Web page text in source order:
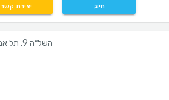
חיוג יצירת קשר
השל״ה 9, תל אביב